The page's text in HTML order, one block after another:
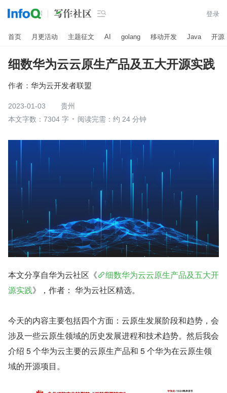
 登录
首页 月更活动 主题征文 AI golang 移动开发 Java 开源
细数华为云云原生产品及五大开源实践
作者： 华为云开发者联盟
2023-01-03
贵州
本文字数：7304 字
阅读完需：约 24 分钟
本文分享自华为云社区《
细数华为云云原生产品及五大开
源实践》，作者： 华为云社区精选。
今天的内容主要包括四个方面：云原生发展阶段和趋势，会
涉及一些云原生领域的历史发展进程和技术趋势。然后我会
介绍 5 个华为云主要的云原生产品和 5 个华为在云原生领
域的开源项目。